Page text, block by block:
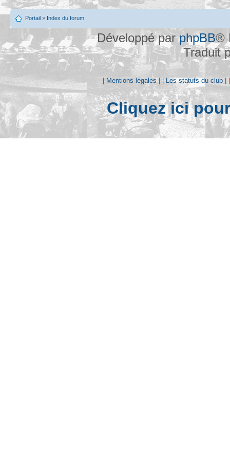
Portail » Index du forum
Développé parphpBB®
Traduit
|Mentions légales|-|Les statuts du club
Cliquez ici